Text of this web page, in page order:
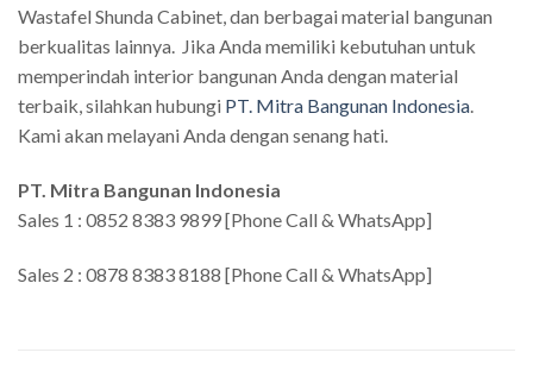
Wastafel Shunda Cabinet, dan berbagai material bangunan
berkualitas lainnya. Jika Anda memiliki kebutuhan untuk
memperindah interior bangunan Anda dengan material
terbaik, silahkan hubungi PT. Mitra Bangunan Indonesia.
Kami akan melayani Anda dengan senang hati.
PT. Mitra Bangunan Indonesia
Sales 1 : 0852 8383 9899 [Phone Call & WhatsApp]
Sales 2 : 0878 8383 8188 [Phone Call & WhatsApp]